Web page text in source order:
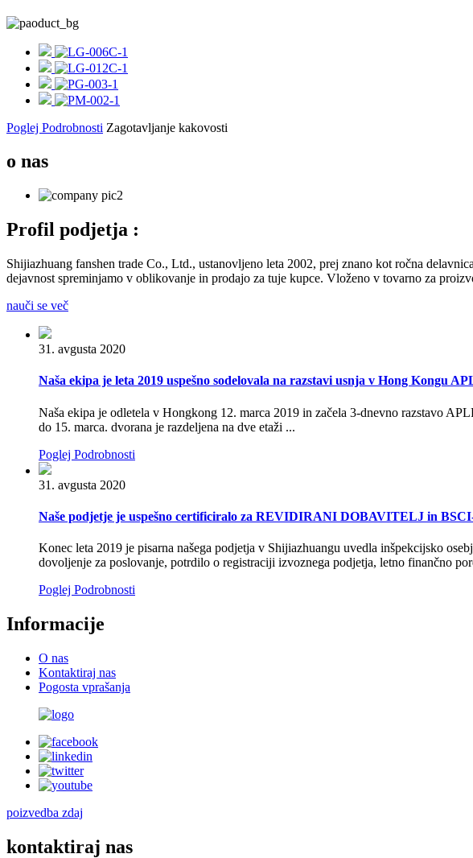
Poglej Podrobnosti Zagotavljanje kakovosti
o nas
Profil podjetja :
Shijiazhuang fanshen trade Co., Ltd., ustanovljeno leta 2002, prej znano kot ročna
dejavnost spreminjamo v oblikovanje in prodajo za tuje kupce. Vloženo v tovarno za
nauči se več
31. avgusta 2020
Naša ekipa je leta 2019 uspešno sodelovala na razstavi usnja v Hong Kongu
Naša ekipa je odletela v Hongkong 12. marca 2019 in začela 3-dnevno razstavo
do 15. marca. dvorana je razdeljena na dve etaži ...
Poglej Podrobnosti
31. avgusta 2020
Naše podjetje je uspešno certificiralo za REVIDIRANI DOBAVITELJ in
Konec leta 2019 je pisarna našega podjetja v Shijiazhuangu uvedla inšpekcijsko
dovoljenje za poslovanje, potrdilo o registraciji izvoznega podjetja, letno finančno
Poglej Podrobnosti
Informacije
O nas
Kontaktiraj nas
Pogosta vprašanja
poizvedba zdaj
kontaktiraj nas